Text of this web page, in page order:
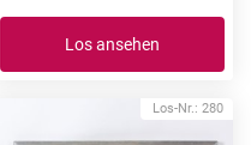
Los ansehen
Los-Nr.: 280